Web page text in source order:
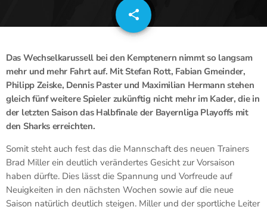
share
email
Das Wechselkarussell bei den Kemptenern nimmt so langsam
mehr und mehr Fahrt auf. Mit Stefan Rott, Fabian Gmeinder,
Philipp Zeiske, Dennis Paster und Maximilian Hermann stehen
gleich fünf weitere Spieler zukünftig nicht mehr im Kader, die in
der letzten Saison das Halbfinale der Bayernliga Playoffs mit
den Sharks erreichten.
Somit steht auch fest das die Mannschaft des neuen Trainers
Brad Miller ein deutlich verändertes Gesicht zur Vorsaison
haben dürfte. Dies lässt die Spannung und Vorfreude auf
Neuigkeiten in den nächsten Wochen sowie auf die neue
Saison natürlich deutlich steigen. Miller und der sportliche Leiter